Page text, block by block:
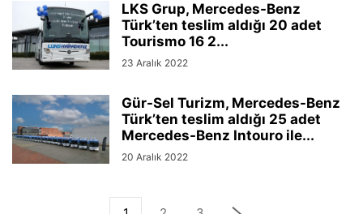
LKS Grup, Mercedes-Benz
Türk’ten teslim aldığı 20 adet
Tourismo 16 2...
23 Aralık 2022
Gür-Sel Turizm, Mercedes-Benz
Türk’ten teslim aldığı 25 adet
Mercedes-Benz Intouro ile...
20 Aralık 2022